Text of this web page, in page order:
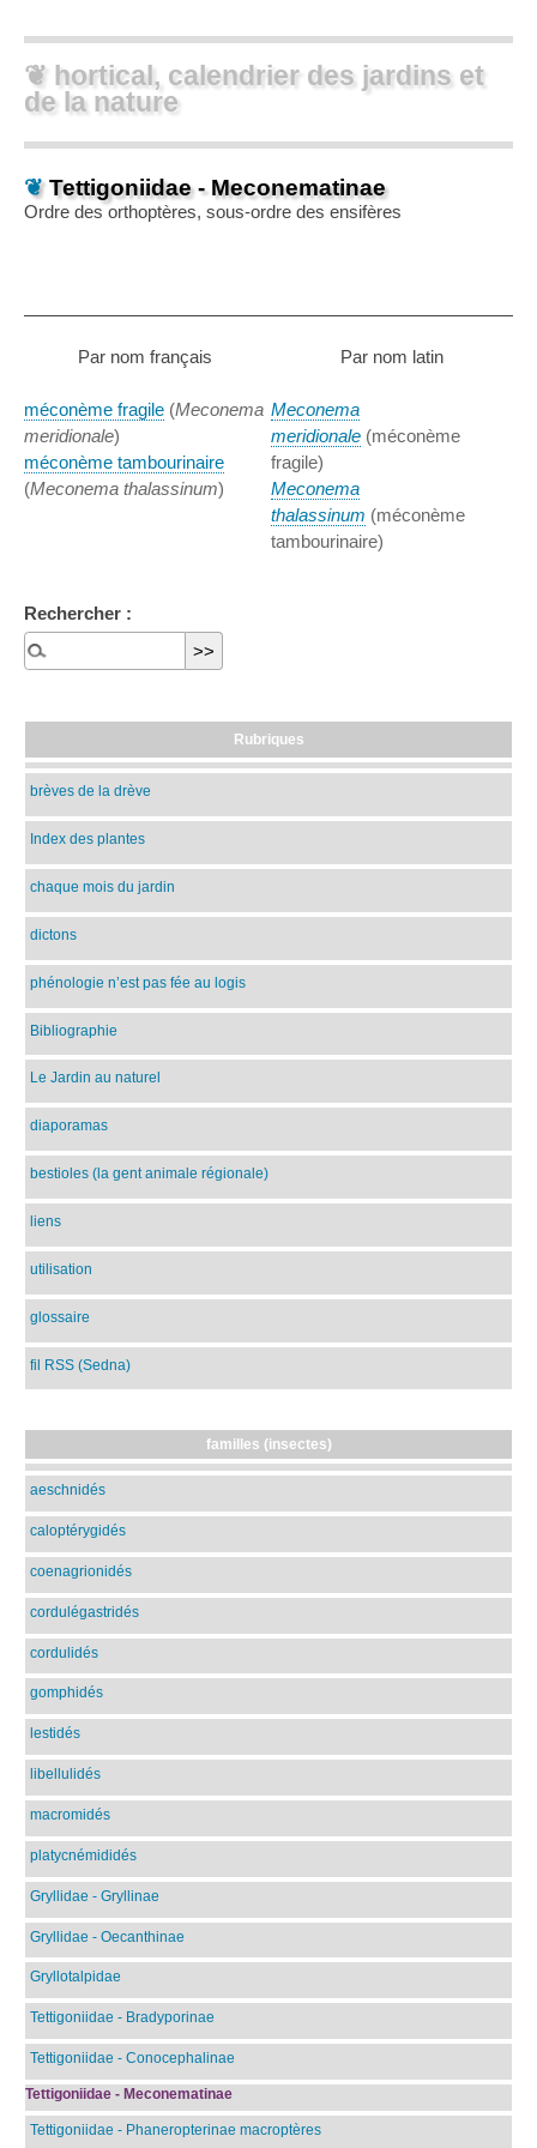
❦ hortical, calendrier des jardins et
de la nature
❦Tettigoniidae - Meconematinae
Ordre des orthoptères, sous-ordre des ensifères
Par nom français Par nom latin
méconème fragile (Meconema
meridionale)
méconème tambourinaire
(Meconema thalassinum)
Meconema
meridionale (méconème
fragile)
Meconema
thalassinum (méconème
tambourinaire)
Rechercher :
Rubriques
brèves de la drève
Index des plantes
chaque mois du jardin
dictons
phénologie n’est pas fée au logis
Bibliographie
Le Jardin au naturel
diaporamas
bestioles (la gent animale régionale)
liens
utilisation
glossaire
fil RSS (Sedna)
familles (insectes)
aeschnidés
caloptérygidés
coenagrionidés
cordulégastridés
cordulidés
gomphidés
lestidés
libellulidés
macromidés
platycnémididés
Gryllidae - Gryllinae
Gryllidae - Oecanthinae
Gryllotalpidae
Tettigoniidae - Bradyporinae
Tettigoniidae - Conocephalinae
Tettigoniidae - Meconematinae
Tettigoniidae - Phaneropterinae macroptères